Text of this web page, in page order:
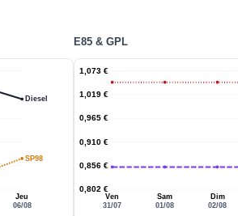
Jeu
06/08
Diesel
SP98
E85 & GPL
0,802 €
0,856 €
0,910 €
0,965 €
1,019 €
1,073 €
Ven
31/07
Sam
01/08
Dim
02/08